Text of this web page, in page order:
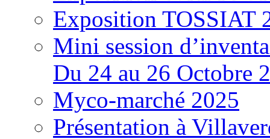
Exposition TOSSIAT
Mini session
Du 24 au 26 Octobre
Myco-marché 2025
Présentation à